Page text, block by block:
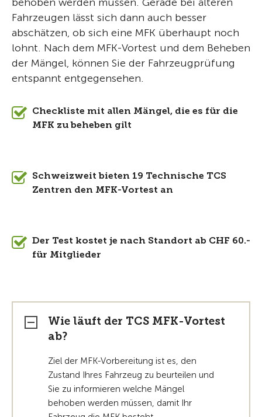
Fahrzeugen lässt sich dann auch besser
abschätzen, ob sich eine MFK überhaupt noch
lohnt. Nach dem MFK-Vortest und dem Beheben
der Mängel, können Sie der Fahrzeugprüfung
entspannt entgegensehen.
Checkliste mit allen Mängel, die es für die
MFK zu beheben gilt
Schweizweit bieten 19 Technische TCS
Zentren den MFK-Vortest an
Der Test kostet je nach Standort ab CHF 60.-
für Mitglieder
Wie läuft der TCS MFK-Vortest
ab?
Ziel der MFK-Vorbereitung ist es, den
Zustand Ihres Fahrzeug zu beurteilen und
Sie zu informieren welche Mängel
behoben werden müssen, damit Ihr